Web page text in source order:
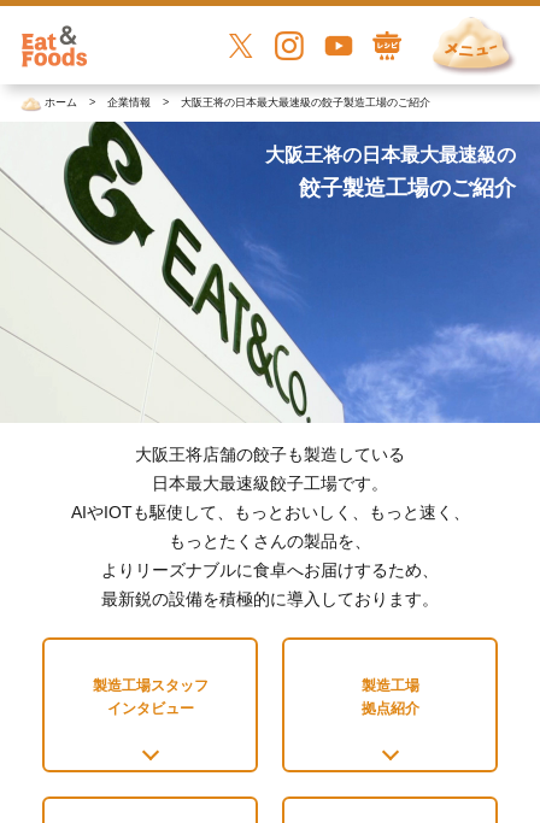
ホーム 企業情報 大阪王将の日本最大最速級の餃子製造工場のご紹介
大阪王将の日本最大最速級の
餃子製造工場のご紹介
大阪王将店舗の餃子も製造している
日本最大最速級餃子工場です。
AIやIOTも駆使して、もっとおいしく、もっと速く、
もっとたくさんの製品を、
よりリーズナブルに食卓へお届けするため、
最新鋭の設備を積極的に導入しております。
製造工場スタッフ
インタビュー
製造工場
拠点紹介